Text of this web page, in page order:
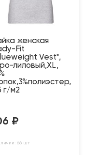
женская
Fit
Vest",
лиловый,XL,
г/м2
₽
66 шт